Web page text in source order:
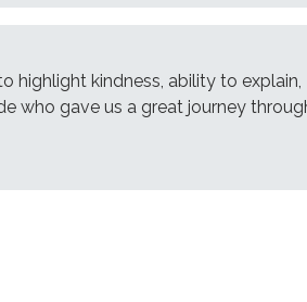
highlight kindness, ability to explain,
who gave us a great journey